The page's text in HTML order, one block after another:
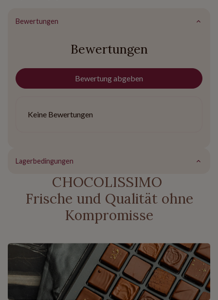
Bewertungen
Bewertungen
Bewertung abgeben
Keine Bewertungen
Lagerbedingungen
CHOCOLISSIMO
Frische und Qualität ohne
Kompromisse